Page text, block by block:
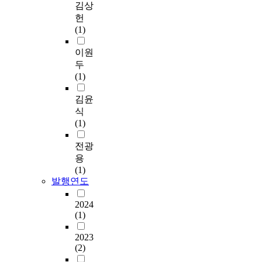
김상
헌
(1)
이원
두
(1)
김윤
식
(1)
전광
용
(1)
발행연도
2024
(1)
2023
(2)